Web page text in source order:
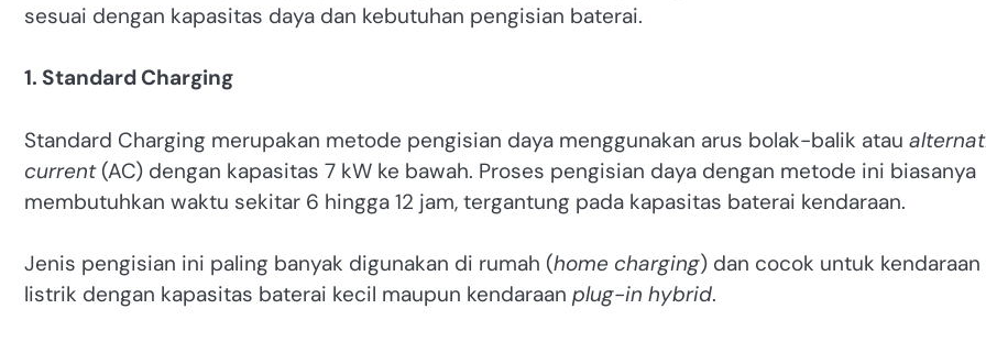
sesuai dengan kapasitas daya dan kebutuhan pengisian baterai.
1. Standard Charging
Standard Charging merupakan metode pengisian daya menggunakan arus bolak-balik atau
current(AC) dengan kapasitas 7 kW ke bawah. Proses pengisian daya dengan metode ini biasanya
membutuhkan waktu sekitar 6 hingga 12 jam, tergantung pada kapasitas baterai kendaraan.
Jenis pengisian ini paling banyak digunakan di rumah (home charging) dan cocok untuk kendaraan
listrik dengan kapasitas baterai kecil maupun kendaraan plug-in hybrid.